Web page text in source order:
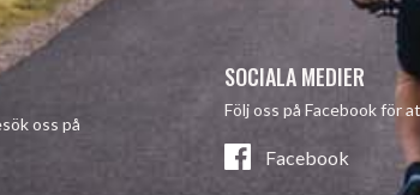
oss på
SOCIALA MEDIER
Följ oss på Facebook för
Facebook